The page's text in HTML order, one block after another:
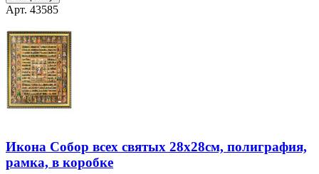
Арт. 43585
Икона Собор всех святых 28х28см, полиграфия,
рамка, в коробке